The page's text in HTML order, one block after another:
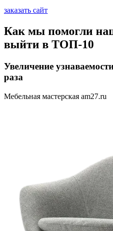
заказать сайт
Как мы помогли
выйти в ТОП-10
Увеличение
раза
Мебельная мастерская am27.ru